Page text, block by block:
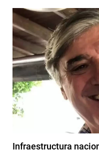
Infraestructura